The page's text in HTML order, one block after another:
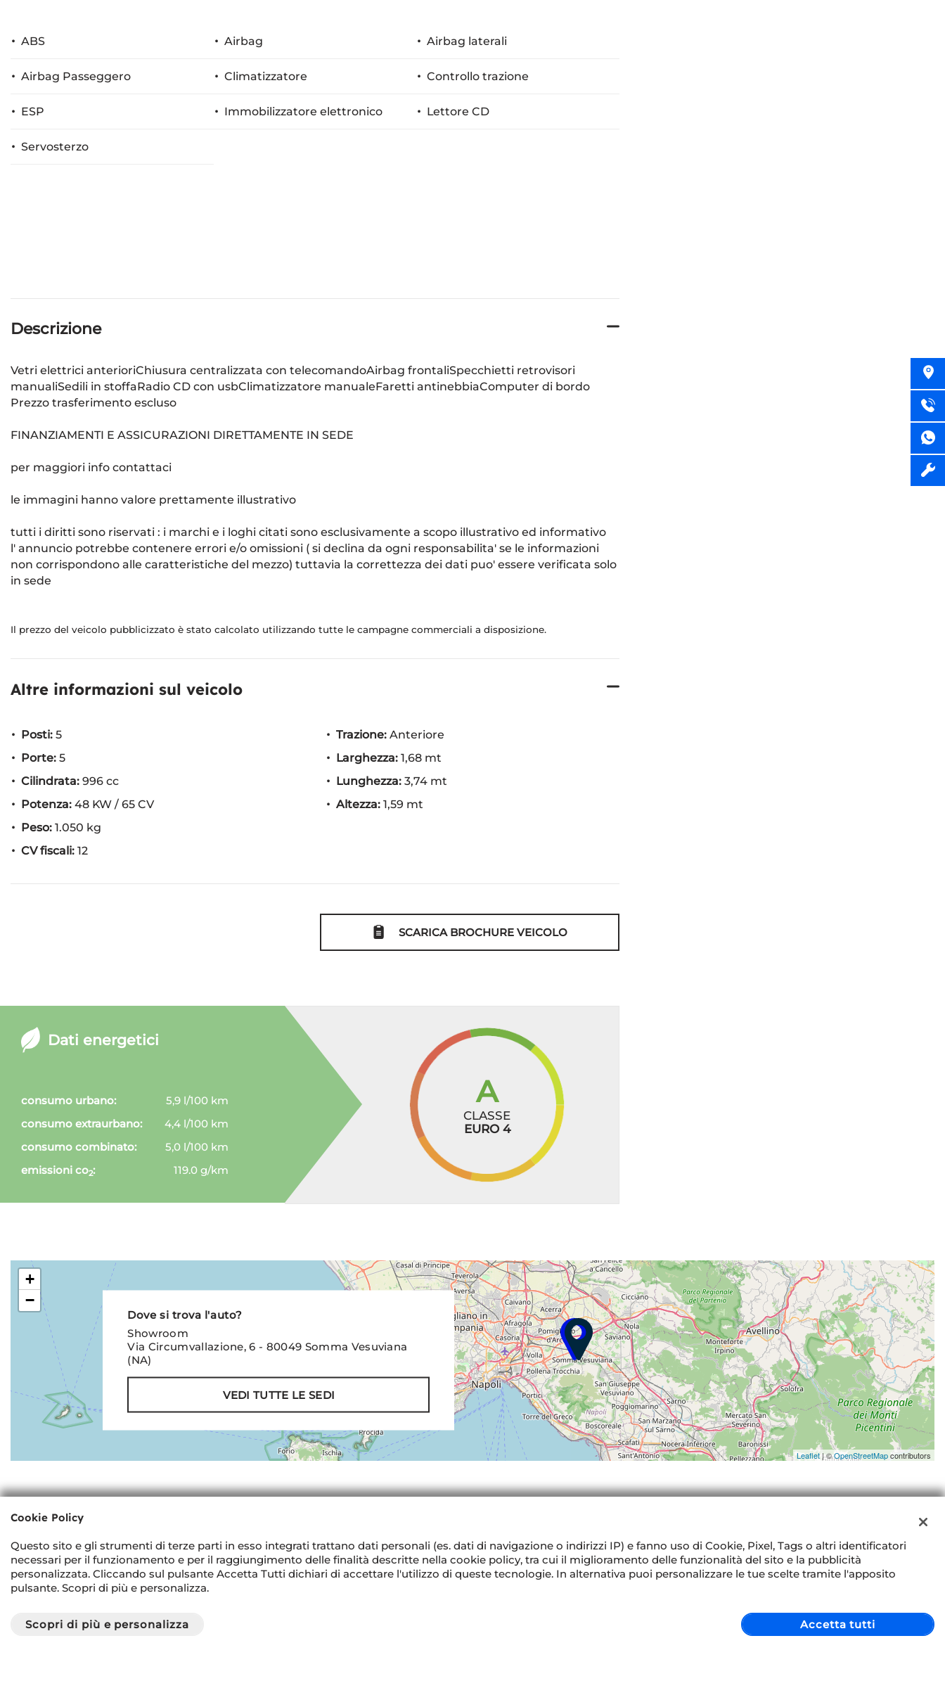
ABS Airbag Airbag laterali
Airbag Passeggero Climatizzatore Controllo trazione
ESP Immobilizzatore elettronico Lettore CD
Servosterzo
Descrizione
Vetri elettrici anterioriChiusura centralizzata con telecomandoAirbag frontaliSpecchietti retrovisori
manualiSedili in stoffaRadio CD con usbClimatizzatore manualeFaretti antinebbiaComputer di bordo
Prezzo trasferimento escluso
FINANZIAMENTI E ASSICURAZIONI DIRETTAMENTE IN SEDE
per maggiori info contattaci
le immagini hanno valore prettamente illustrativo
tutti i diritti sono riservati : i marchi e i loghi citati sono esclusivamente a scopo illustrativo ed informativo
l' annuncio potrebbe contenere errori e/o omissioni ( si declina da ogni responsabilita' se le informazioni
non corrispondono alle caratteristiche del mezzo) tuttavia la correttezza dei dati puo' essere verificata solo
in sede
Il prezzo del veicolo pubblicizzato è stato calcolato utilizzando tutte le campagne commerciali a disposizione.
Altre informazioni sul veicolo
Posti: 5
Porte: 5
Cilindrata: 996 cc
Potenza: 48 KW / 65 CV
Peso: 1.050 kg
CV fiscali: 12
Trazione: Anteriore
Larghezza: 1,68 mt
Lunghezza: 3,74 mt
Altezza: 1,59 mt
SCARICA BROCHURE VEICOLO
Dati energetici
consumo urbano:
5,9 l/100 km
consumo extraurbano:
4,4 l/100 km
consumo combinato:
5,0 l/100 km
emissioni co2: 119.0 g/km
A
CLASSE
EURO 4
Dove si trova l'auto?
Showroom
Via Circumvallazione, 6 - 80049 Somma Vesuviana
(NA)
VEDI TUTTE LE SEDI
+
−
Leaflet | ©OpenStreetMapcontributors
Cookie Policy
Questo sito e gli strumenti di terze parti in esso integrati trattano dati personali (es. dati di navigazione o indirizzi IP) e fanno uso di Cookie, Pixel, Tags o altri identificatori
necessari per il funzionamento e per il raggiungimento delle finalità descritte nella cookie policy, tra cui il miglioramento delle funzionalità del sito e la pubblicità
personalizzata. Cliccando sul pulsante Accetta Tutti dichiari di accettare l'utilizzo di queste tecnologie. In alternativa puoi personalizzare le tue scelte tramite l'apposito
pulsante. Scopri di più e personalizza.
Scopri di più e personalizza Accetta tutti